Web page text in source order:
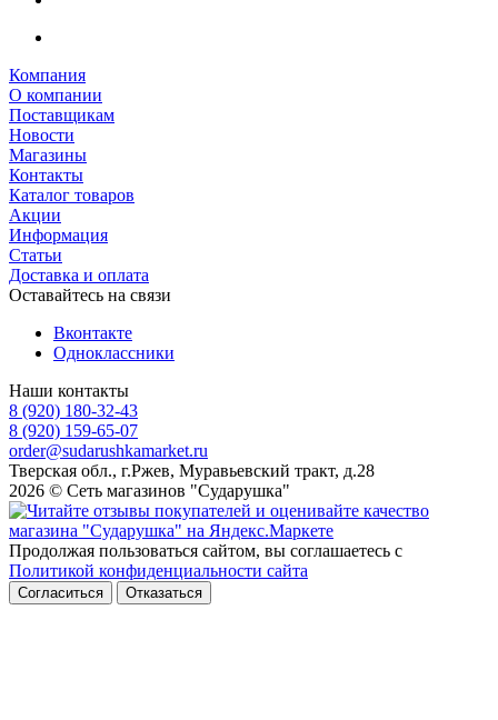
Компания
О компании
Поставщикам
Новости
Магазины
Контакты
Каталог товаров
Акции
Информация
Статьи
Доставка и оплата
Оставайтесь на связи
Вконтакте
Одноклассники
Наши контакты
8 (920) 180-32-43
8 (920) 159-65-07
order@sudarushkamarket.ru
Тверская обл., г.Ржев, Муравьевский тракт, д.28
2026 © Сеть магазинов "Сударушка"
Продолжая пользоваться сайтом, вы соглашаетесь с
Политикой конфиденциальности сайта
Согласиться Отказаться